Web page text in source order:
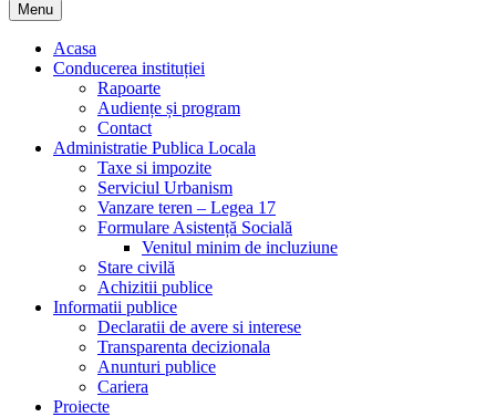
Menu
Acasa
Conducerea instituției
Rapoarte
Audiențe și program
Contact
Administratie Publica Locala
Taxe si impozite
Serviciul Urbanism
Vanzare teren – Legea 17
Formulare Asistență Socială
Venitul minim de incluziune
Stare civilă
Achizitii publice
Informatii publice
Declaratii de avere si interese
Transparenta decizionala
Anunturi publice
Cariera
Proiecte